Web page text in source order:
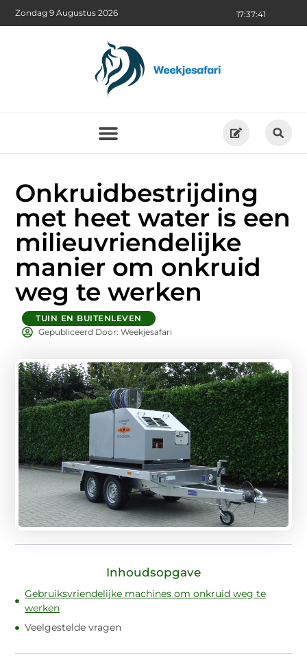
17:37:41
Zondag 9 Augustus 2026
Onkruidbestrijding
met heet water is een
milieuvriendelijke
manier om onkruid
weg te werken
TUIN EN BUITENLEVEN
Gepubliceerd Door: Weekjesafari
Inhoudsopgave
Gebruiksvriendelijke machines om onkruid weg te
werken
Veelgestelde vragen